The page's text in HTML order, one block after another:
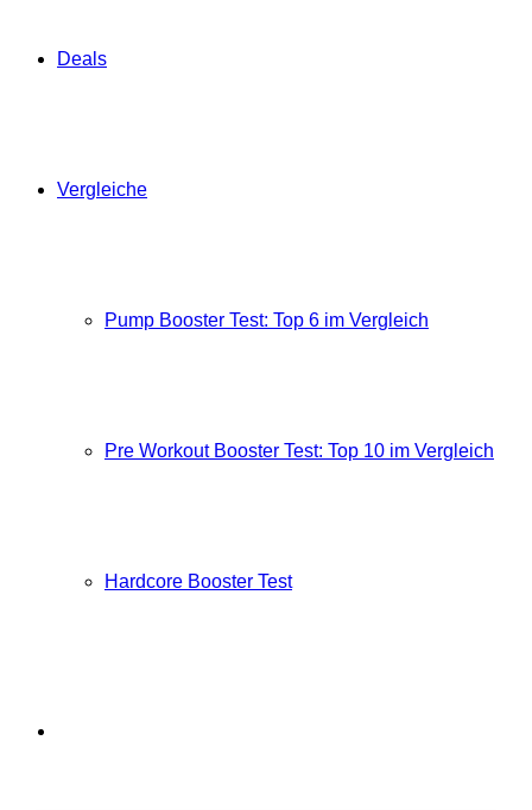
Deals
Vergleiche
Pump Booster Test: Top 6 im Vergleich
Pre Workout Booster Test: Top 10 im Vergleich
Hardcore Booster Test